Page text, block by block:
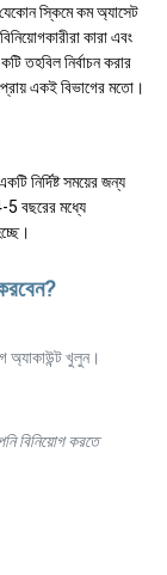
স্কিমে কম অ্যাসেট
কারা এবং
তহবিল নির্বাচন করার
একই বিভাগের মতো।
নির্দিষ্ট সময়ের জন্য
5 বছরের মধ্যে
খুলুন।
বিনিয়োগ করতে